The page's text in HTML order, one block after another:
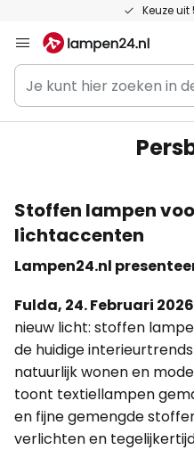
Keuze
naar
de
inhoud
Je
kunt
hier
webwinkel
Stoffen lampen
lichtaccenten
Lampen24.nl
Fulda, 24. Februari 2026
nieuw licht: stoffen
de huidige
natuurlijk wonen en
toont textiellampen
en fijne gemengde
verlichten en